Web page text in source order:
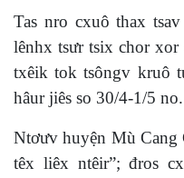
Tas nro cxuô thax
lênhx tsưr tsix chor
txêik tok tsôngv kruô
hâur jiês so 30/4-1/5 no.
Ntơưv huyện Mù Cang
têx liêx ntêir”; đros